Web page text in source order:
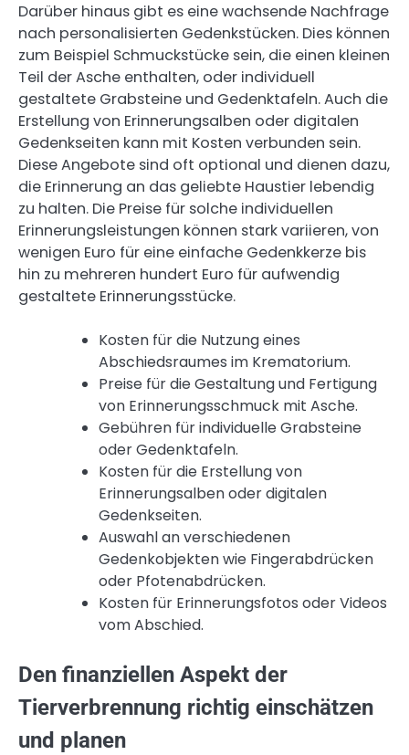
Darüber hinaus gibt es eine wachsende Nachfrage
nach personalisierten Gedenkstücken. Dies können
zum Beispiel Schmuckstücke sein, die einen kleinen
Teil der Asche enthalten, oder individuell
gestaltete Grabsteine und Gedenktafeln. Auch die
Erstellung von Erinnerungsalben oder digitalen
Gedenkseiten kann mit Kosten verbunden sein.
Diese Angebote sind oft optional und dienen dazu,
die Erinnerung an das geliebte Haustier lebendig
zu halten. Die Preise für solche individuellen
Erinnerungsleistungen können stark variieren, von
wenigen Euro für eine einfache Gedenkkerze bis
hin zu mehreren hundert Euro für aufwendig
gestaltete Erinnerungsstücke.
Kosten für die Nutzung eines
Abschiedsraumes im Krematorium.
Preise für die Gestaltung und Fertigung
von Erinnerungsschmuck mit Asche.
Gebühren für individuelle Grabsteine
oder Gedenktafeln.
Kosten für die Erstellung von
Erinnerungsalben oder digitalen
Gedenkseiten.
Auswahl an verschiedenen
Gedenkobjekten wie Fingerabdrücken
oder Pfotenabdrücken.
Kosten für Erinnerungsfotos oder Videos
vom Abschied.
Den finanziellen Aspekt der
Tierverbrennung richtig einschätzen
und planen